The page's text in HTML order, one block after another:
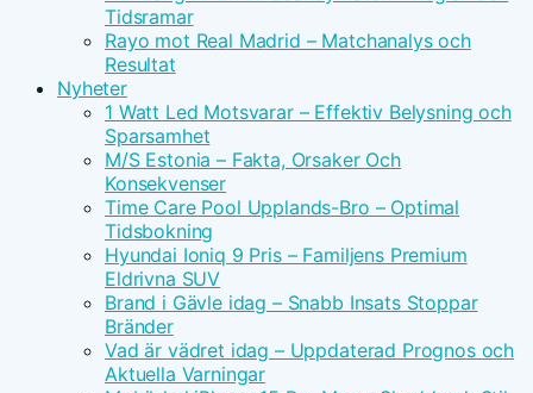
Tidsramar
Rayo mot Real Madrid – Matchanalys och
Resultat
Nyheter
1 Watt Led Motsvarar – Effektiv Belysning och
Sparsamhet
M/S Estonia – Fakta, Orsaker Och
Konsekvenser
Time Care Pool Upplands-Bro – Optimal
Tidsbokning
Hyundai Ioniq 9 Pris – Familjens Premium
Eldrivna SUV
Brand i Gävle idag – Snabb Insats Stoppar
Bränder
Vad är vädret idag – Uppdaterad Prognos och
Aktuella Varningar